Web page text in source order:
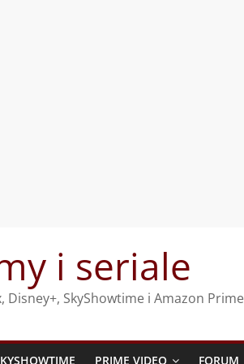
i seriale
SkyShowtime i Amazon
PRIME VIDEO FORUM